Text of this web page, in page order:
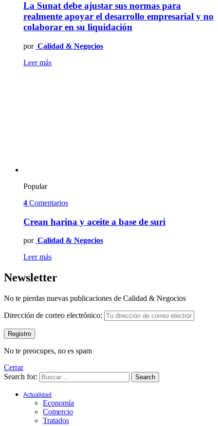
La Sunat debe ajustar sus normas para
realmente apoyar el desarrollo empresarial y no
colaborar en su liquidación
por Calidad & Negocios
Leer más
Popular
4 Comentarios
Crean harina y aceite a base de suri
por Calidad & Negocios
Leer más
Newsletter
No te pierdas nuevas publicaciones de Calidad & Negocios
Dirección de correo electrónico:
No te preocupes, no es spam
Cerrar
Search for:
Search
Actualidad
Economía
Comercio
Tratados